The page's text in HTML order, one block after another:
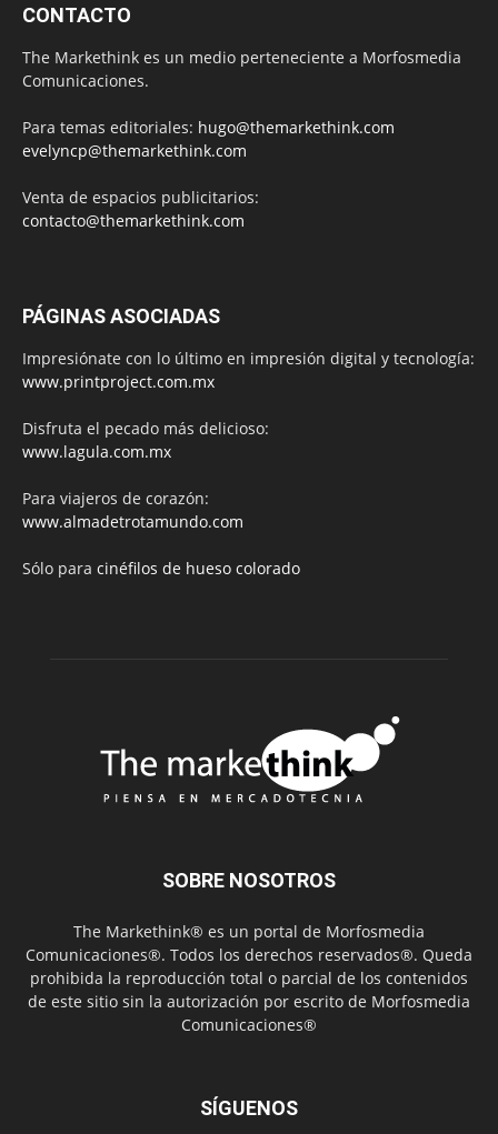
CONTACTO
The Markethink es un medio perteneciente a Morfosmedia
Comunicaciones.
Para temas editoriales: hugo@themarkethink.com
evelyncp@themarkethink.com
Venta de espacios publicitarios:
contacto@themarkethink.com
PÁGINAS ASOCIADAS
Impresiónate con lo último en impresión digital y tecnología:
www.printproject.com.mx
Disfruta el pecado más delicioso:
www.lagula.com.mx
Para viajeros de corazón:
www.almadetrotamundo.com
Sólo para cinéfilos de hueso colorado
SOBRE NOSOTROS
The Markethink® es un portal de Morfosmedia
Comunicaciones®. Todos los derechos reservados®. Queda
prohibida la reproducción total o parcial de los contenidos
de este sitio sin la autorización por escrito de Morfosmedia
Comunicaciones®
SÍGUENOS